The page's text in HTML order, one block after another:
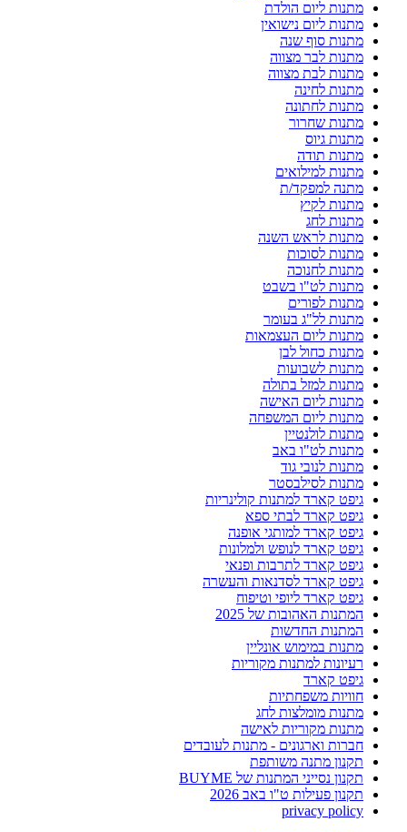
מתנות ליום הולדת
מתנות ליום נישואין
מתנות סוף שנה
מתנות לבר מצווה
מתנות לבת מצווה
מתנות לחינה
מתנות לחתונה
מתנות שחרור
מתנות גיוס
מתנות תודה
מתנות למילואים
מתנה למפקד/ת
מתנות לקיץ
מתנות לחג
מתנות לראש השנה
מתנות לסוכות
מתנות לחנוכה
מתנות לט"ו בשבט
מתנות לפורים
מתנות לל"ג בעומר
מתנות ליום העצמאות
מתנות כחול לבן
מתנות לשבועות
מתנות למזל בתולה
מתנות ליום האישה
מתנות ליום המשפחה
מתנות לולנטיין
מתנות לט"ו באב
מתנות לנובי גוד
מתנות לסילבסטר
גיפט קארד למתנות קולינריות
גיפט קארד לבתי ספא
גיפט קארד למותגי אופנה
גיפט קארד לנופש ולמלונות
גיפט קארד לתרבות ופנאי
גיפט קארד לסדנאות והעשרה
גיפט קארד ליופי וטיפוח
המתנות האהובות של 2025
המתנות החדשות
מתנות במימוש אונליין
רעיונות למתנות מקוריות
גיפט קארד
חוויות משפחתיות
מתנות מומלצות לחג
מתנות מקוריות לאישה
חברות וארגונים - מתנות לעובדים
תקנון מתנה משותפת
תקנון נסייני המתנות של BUYME
תקנון פעילות ט"ו באב 2026
privacy policy